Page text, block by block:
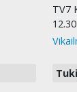
TV7